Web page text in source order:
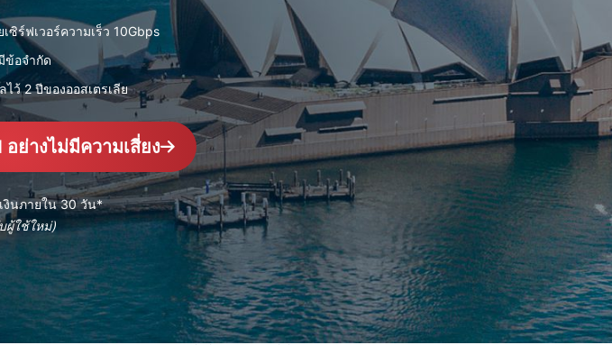
ซิร์ฟเวอร์ความเร็ว 10Gbps
ข้อจำกัด
ว้ 2 ปีของออสเตรเลีย
ย่างไม่มีความเสี่ยง
งินภายใน 30 วัน*
ผู้ใช้ใหม่)